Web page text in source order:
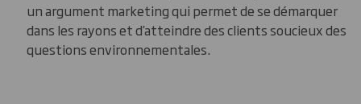
un argument marketing qui permet de se démarquer
dans les rayons et d’atteindre des clients soucieux des
questions environnementales.